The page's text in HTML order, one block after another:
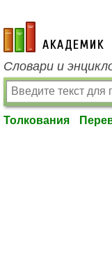
academic.ru
Словари и
Толкования